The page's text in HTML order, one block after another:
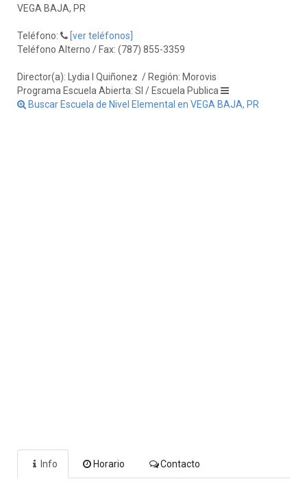
VEGA BAJA, PR
Teléfono:
[ver teléfonos]
Teléfono Alterno / Fax: (787) 855-3359
Director(a): Lydia I Quiñonez / Región: Morovis
Programa Escuela Abierta: SI / Escuela Publica
Buscar Escuela de Nivel Elemental en VEGA BAJA, PR
Info Horario Contacto